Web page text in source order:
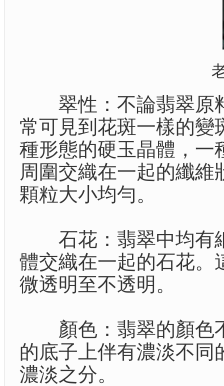
翠性：不論翡翠原料
常可見到花斑一樣的變
種形態的硬玉晶體，一
周圍交織在一起的纖
顆粒大小均勻。
石花：翡翠中均有細
體交織在一起的石花。
微透明至不透明。
顏色：翡翠的顏色不
的底子上伴有濃淡不同
濃淡之分。